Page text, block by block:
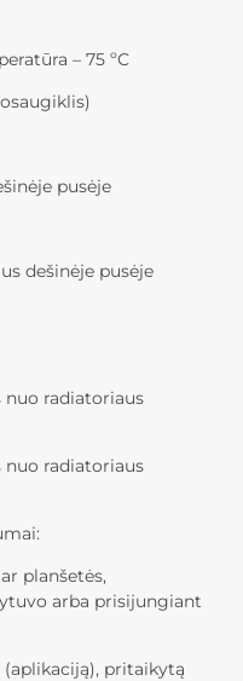
– 75 ºС
pusėje
dešinėje pusėje
radiatoriaus
radiatoriaus
planšetės,
arba prisijungiant
pritaikytą